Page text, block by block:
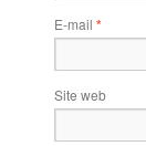
E-mail *
Site web